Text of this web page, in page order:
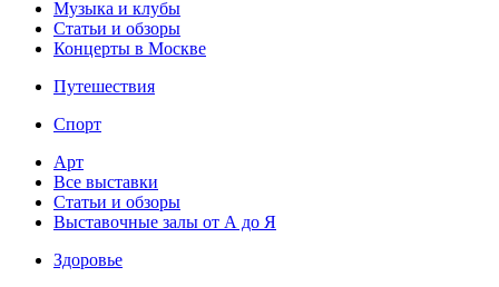
Музыка и клубы
Статьи и обзоры
Концерты в Москве
Путешествия
Спорт
Арт
Все выставки
Статьи и обзоры
Выставочные залы от А до Я
Здоровье